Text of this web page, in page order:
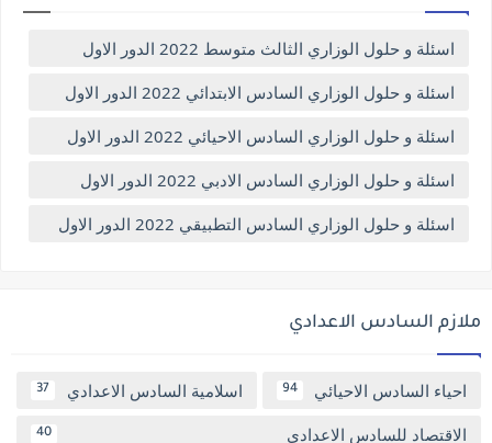
اسئلة و حلول الوزاري الثالث متوسط 2022 الدور الاول
اسئلة و حلول الوزاري السادس الابتدائي 2022 الدور الاول
اسئلة و حلول الوزاري السادس الاحيائي 2022 الدور الاول
اسئلة و حلول الوزاري السادس الادبي 2022 الدور الاول
اسئلة و حلول الوزاري السادس التطبيقي 2022 الدور الاول
ملازم السادس الاعدادي
احياء السادس الاحيائي 94 اسلامية السادس الاعدادي 37
الاقتصاد للسادس الاعدادي 40